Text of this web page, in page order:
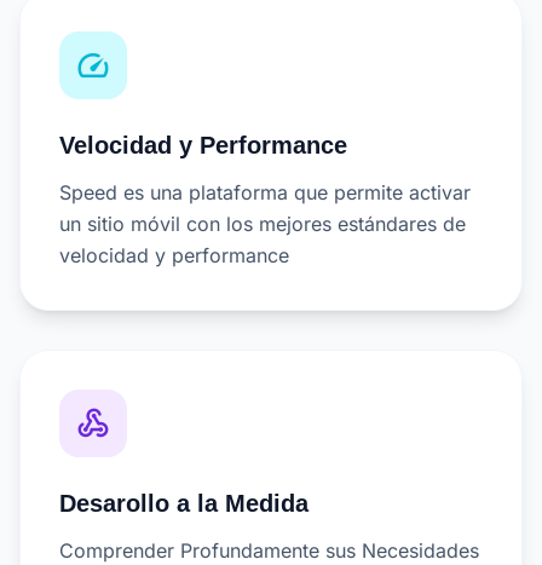
speed
Velocidad y Performance
Speed es una plataforma que permite activar
un sitio móvil con los mejores estándares de
velocidad y performance
webhook
Desarollo a la Medida
Comprender Profundamente sus Necesidades